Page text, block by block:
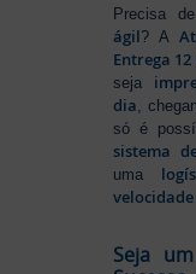
Precisa
ágil? A
Entrega
seja
dia ,
só é
sistema
uma
Seja